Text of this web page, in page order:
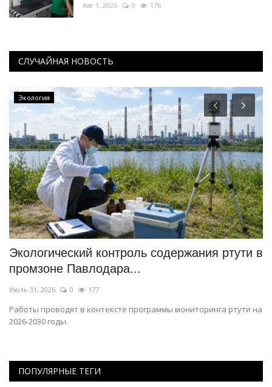
Авг 1, 2026 0 176
СЛУЧАЙНАЯ НОВОСТЬ
Экология
Экологический контроль содержания ртути в
промзоне Павлодара...
Июль 31, 2026 0 177
Работы проводят в контексте программы мониторинга ртути на
2026-2030 годы.
ПОПУЛЯРНЫЕ ТЕГИ